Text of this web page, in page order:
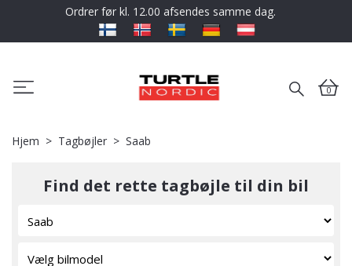
Ordrer før kl. 12.00 afsendes samme dag.
0
Hjem Tagbøjler Saab
Find det rette tagbøjle til din bil